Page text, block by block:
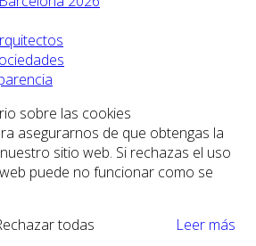
sobre las cookies
asegurarnos de que obtengas la
sitio web. Si rechazas el uso
puede no funcionar como se
todas
Leer más